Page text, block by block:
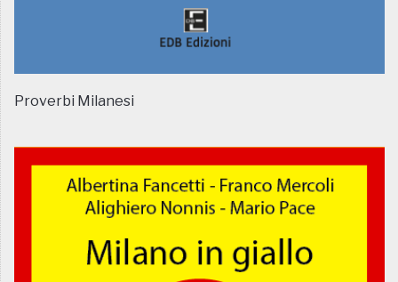
Proverbi Milanesi